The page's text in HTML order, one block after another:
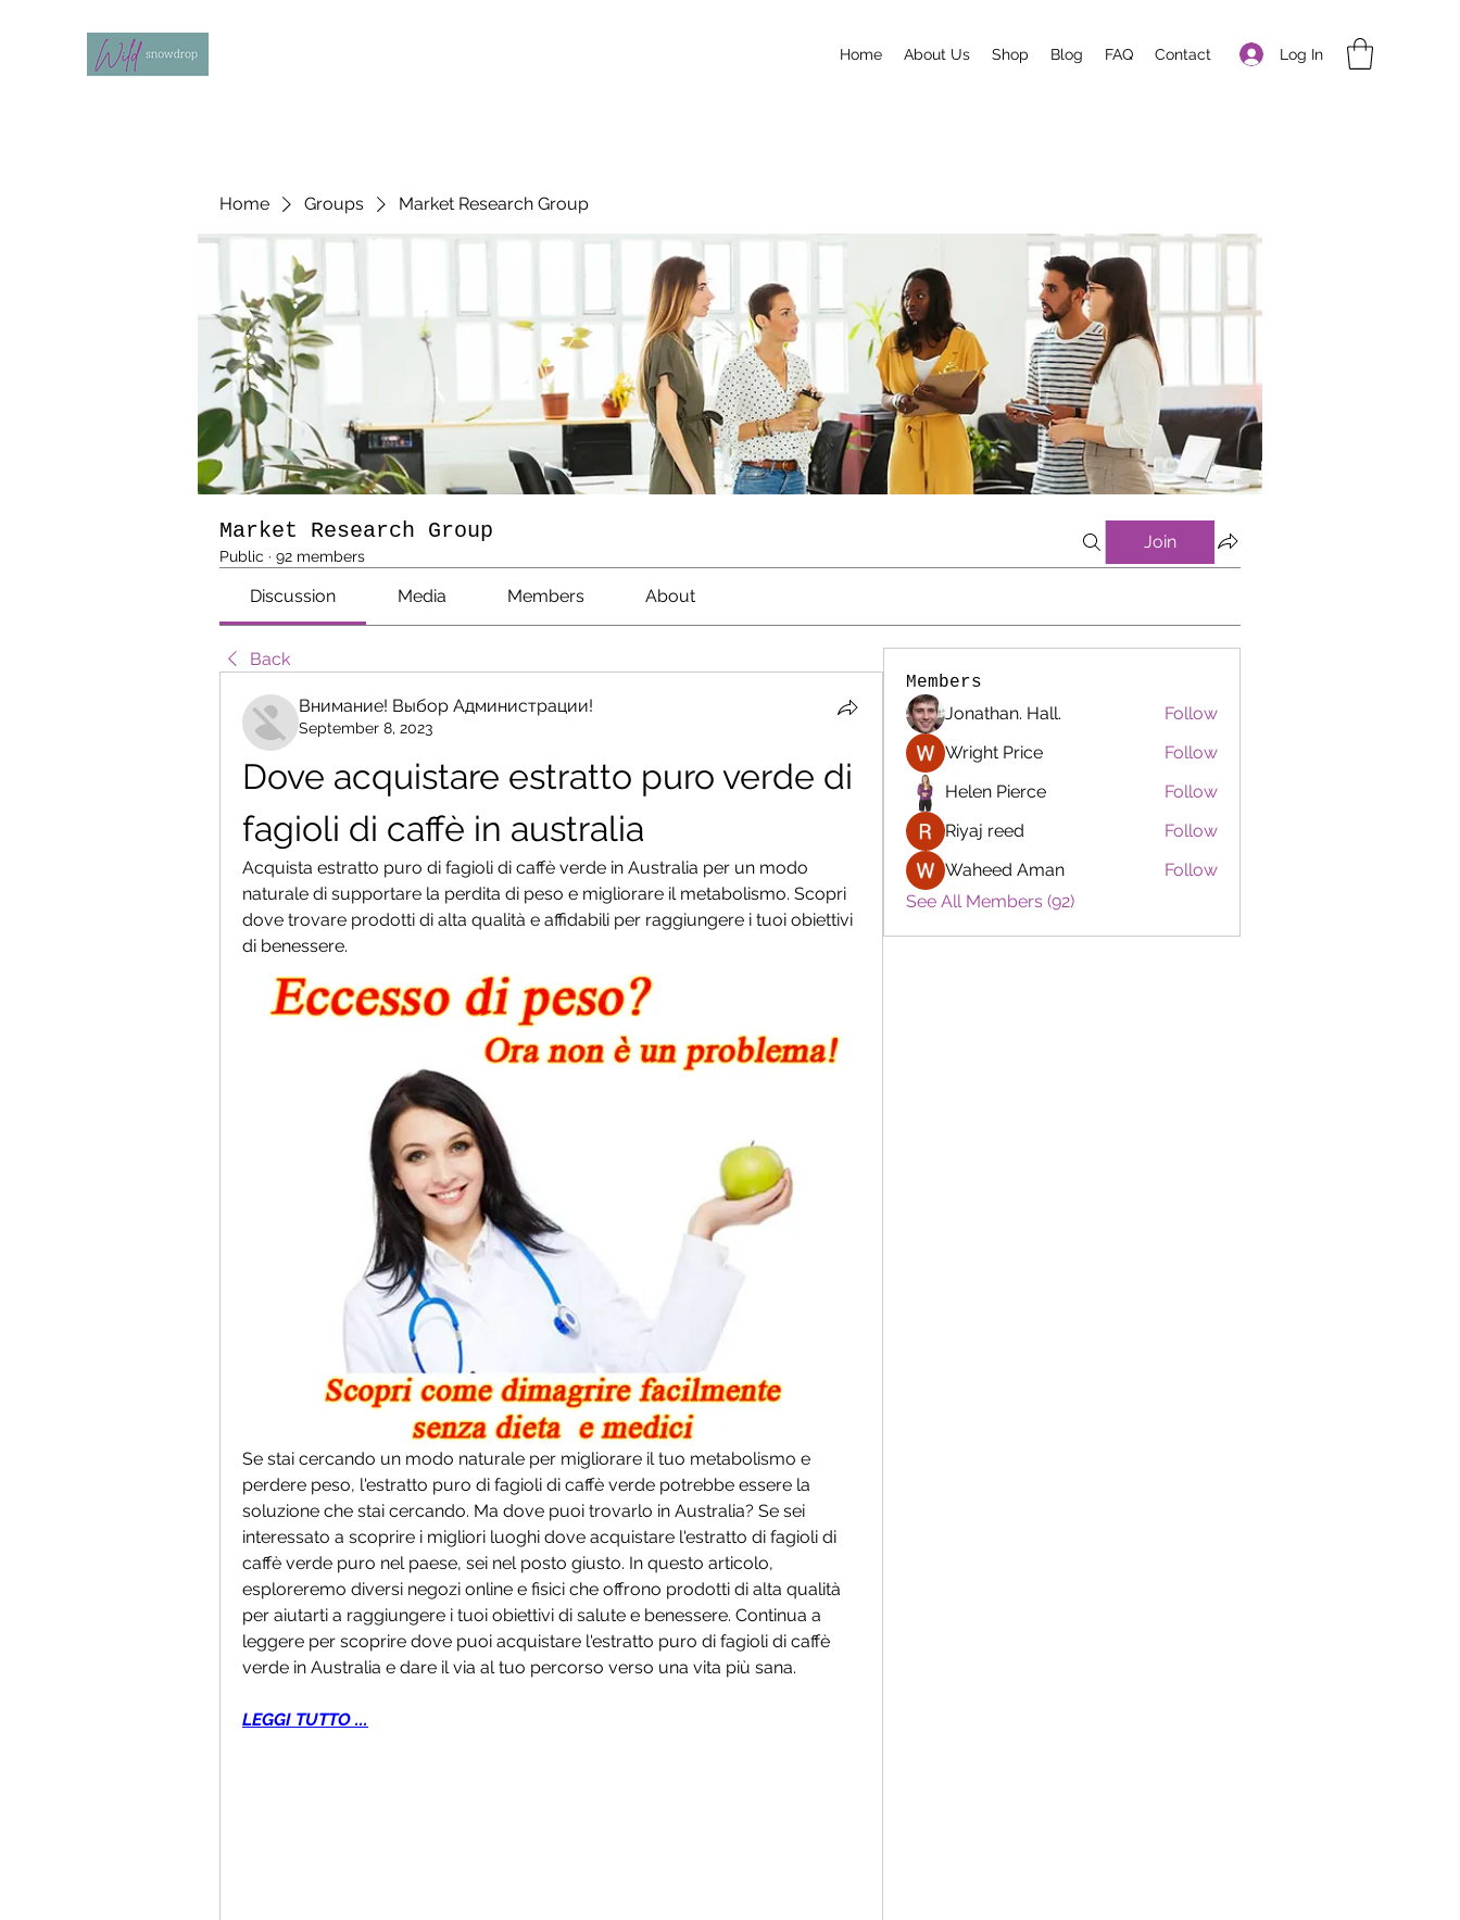
Log In
Home About Us Shop Blog FAQ Contact
Home Groups Market Research Group
Market Research Group
Public · 92 members
Join
Discussion Media Members About
Back
Внимание! Выбор Администрации!
September 8, 2023
Dove acquistare estratto puro verde di
fagioli di caffè in australia
Acquista estratto puro di fagioli di caffè verde in Australia per un modo
naturale di supportare la perdita di peso e migliorare il metabolismo. Scopri
dove trovare prodotti di alta qualità e affidabili per raggiungere i tuoi obiettivi
di benessere.
Se stai cercando un modo naturale per migliorare il tuo metabolismo e
perdere peso, l'estratto puro di fagioli di caffè verde potrebbe essere la
soluzione che stai cercando. Ma dove puoi trovarlo in Australia? Se sei
interessato a scoprire i migliori luoghi dove acquistare l'estratto di fagioli di
caffè verde puro nel paese, sei nel posto giusto. In questo articolo,
esploreremo diversi negozi online e fisici che offrono prodotti di alta qualità
per aiutarti a raggiungere i tuoi obiettivi di salute e benessere. Continua a
leggere per scoprire dove puoi acquistare l'estratto puro di fagioli di caffè
verde in Australia e dare il via al tuo percorso verso una vita più sana.
LEGGI TUTTO ...
Members
Jonathan. Hall.
Follow
Wright Price
Follow
Helen Pierce
Follow
Riyaj reed
Follow
Waheed Aman
Follow
See All Members (92)